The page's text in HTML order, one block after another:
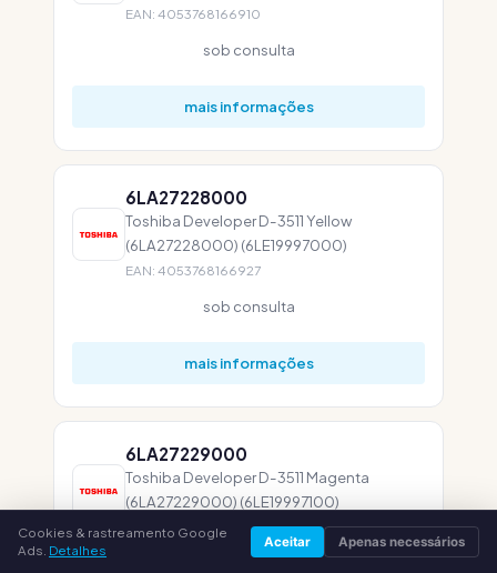
EAN: 4053768166910
sob consulta
mais informações
6LA27228000
Toshiba Developer D-3511 Yellow
(6LA27228000) (6LE19997000)
EAN: 4053768166927
sob consulta
mais informações
6LA27229000
Toshiba Developer D-3511 Magenta
(6LA27229000) (6LE19997100)
EAN: 4053768166934
sob consulta
Cookies & rastreamento Google
Ads. Detalhes Aceitar Apenas necessários